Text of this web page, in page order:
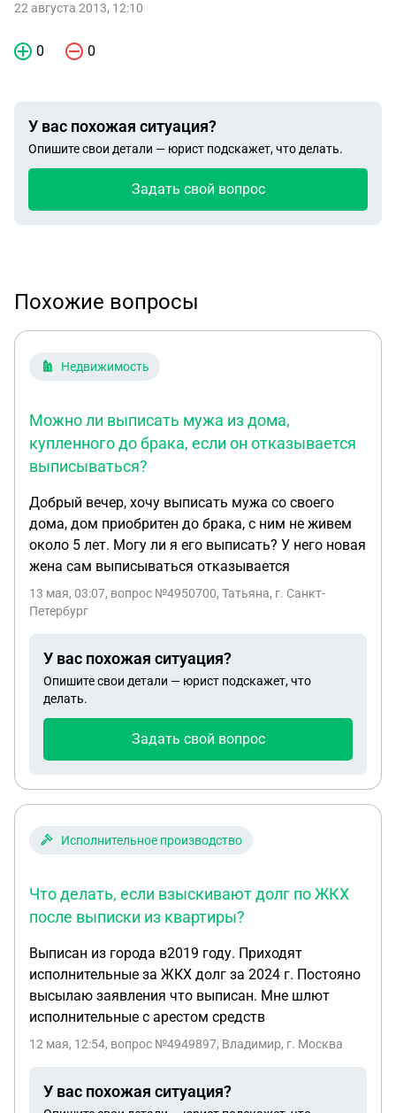
22 августа 2013, 12:10
0 0
У вас похожая ситуация?
Опишите свои детали — юрист подскажет, что делать.
Задать свой вопрос
Похожие вопросы
Недвижимость
Можно ли выписать мужа из дома,
купленного до брака, если он отказывается
выписываться?
Добрый вечер, хочу выписать мужа со своего
дома, дом приобритен до брака, с ним не живем
около 5 лет. Могу ли я его выписать? У него новая
жена сам выписываться отказывается
13 мая, 03:07, вопрос №4950700, Татьяна, г. Санкт-
Петербург
У вас похожая ситуация?
Опишите свои детали — юрист подскажет, что
делать.
Задать свой вопрос
Исполнительное производство
Что делать, если взыскивают долг по ЖКХ
после выписки из квартиры?
Выписан из города в2019 году. Приходят
исполнительные за ЖКХ долг за 2024 г. Постояно
высылаю заявления что выписан. Мне шлют
исполнительные с арестом средств
12 мая, 12:54, вопрос №4949897, Владимир, г. Москва
У вас похожая ситуация?